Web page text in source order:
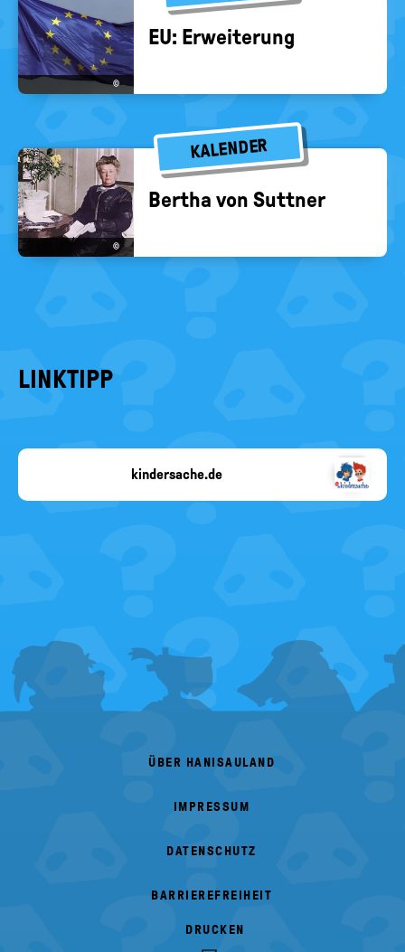
©
EU: Er­wei­te­rung
KALENDER
©
Ber­tha von Sutt­ner
LINKTIPP
kindersache.de
FOOTER
MENU
ÜBER HANISAULAND
IMPRESSUM
DATENSCHUTZ
BARRIEREFREIHEIT
DRUCKEN